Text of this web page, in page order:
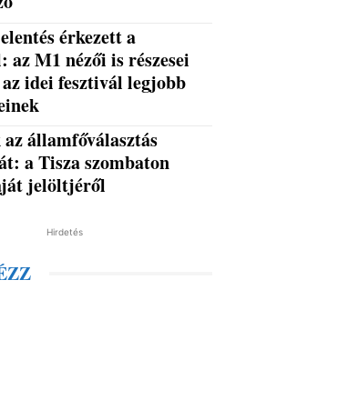
érkezett a
az M1 nézői is részesei
idei fesztivál legjobb
államfőválasztás
a Tisza szombaton
jelöltjéről
Hirdetés